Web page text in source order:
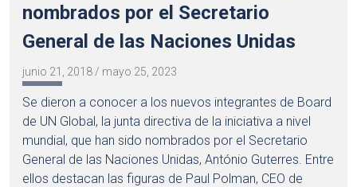
nombrados por el Secretario
General de las Naciones Unidas
junio 21, 2018 / mayo 25, 2023
Se dieron a conocer a los nuevos integrantes de Board
de UN Global, la junta directiva de la iniciativa a nivel
mundial, que han sido nombrados por el Secretario
General de las Naciones Unidas, António Guterres. Entre
ellos destacan las figuras de Paul Polman, CEO de